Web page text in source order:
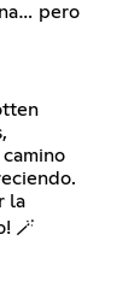
pero
la
🪄